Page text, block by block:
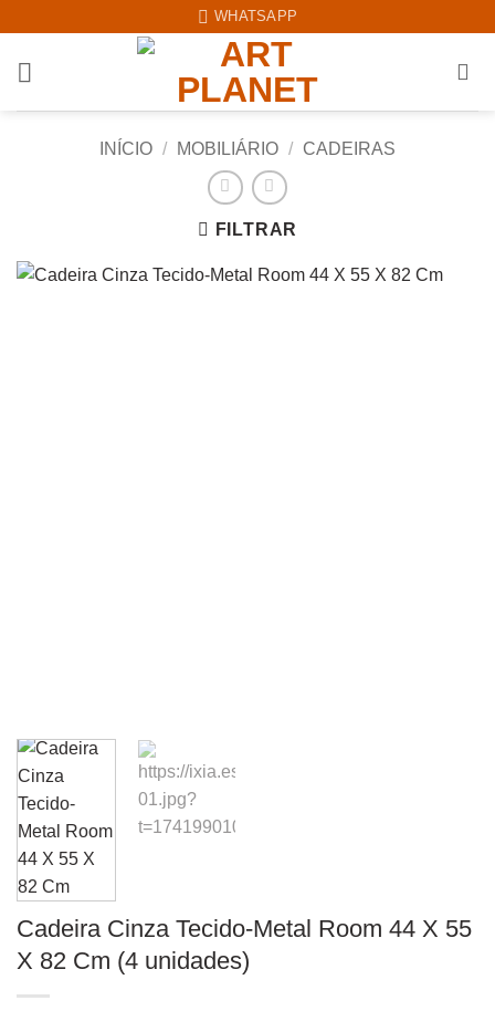
content
WHATSAPP
INÍCIO / MOBILIÁRIO / CADEIRAS
FILTRAR
Cadeira Cinza Tecido-Metal Room 44 X 55
X 82 Cm (4 unidades)